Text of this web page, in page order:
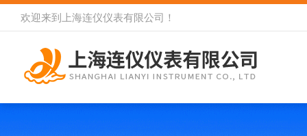
欢迎来到 上海连仪仪表有限公司 ！